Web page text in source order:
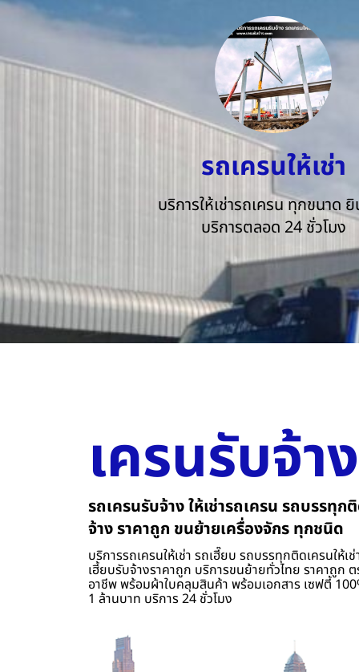
รถเครนให้เช่า
บริการให้เช่ารถเครน ทุกขนาด
บริการตลอด 24 ชั่วโมง
เครนรับจ้าง
รถเครนรับจ้าง ให้เช่ารถเครน รถบรรทุก
จ้าง ราคาถูก ขนย้ายเครื่องจักร ทุกชนิด
บริการรถเครนให้เช่า รถเฮี๊ยบ รถบรรทุกติดเครนให้เ
เฮี้ยบรับจ้างราคาถูก บริการขนย้ายทั่วไทย ราคาถูก
อาชีพ พร้อมผ้าใบคลุมสินค้า พร้อมเอกสาร เซฟตี้
1 ล้านบาท บริการ 24 ชั่วโมง